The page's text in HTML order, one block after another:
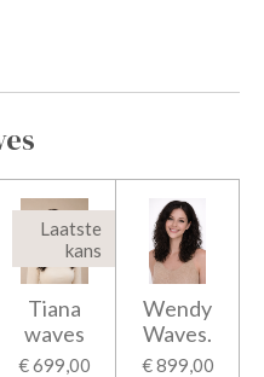
Laatste
kans
Tiana
waves
€ 699,00
Wendy
Waves.
€ 899,00